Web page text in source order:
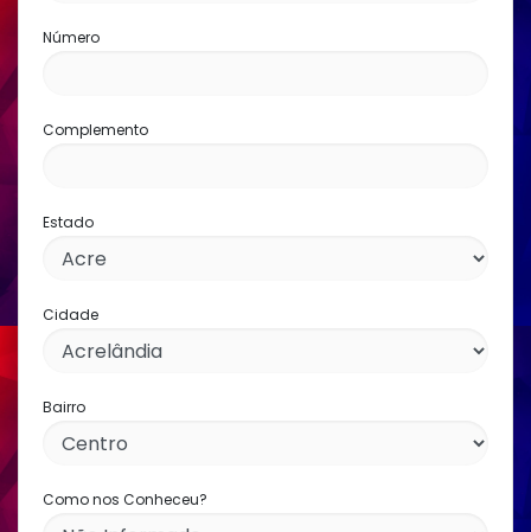
Número
Complemento
Estado
Cidade
Bairro
Como nos Conheceu?